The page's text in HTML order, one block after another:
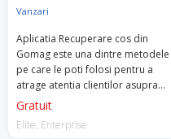
Vanzari
Aplicatia Recuperare cos din
Gomag este una dintre metodele
pe care le poti folosi pentru a
atrage atentia clientilor asupra
produselor pe care le-au
tau online.
Gratuit
Elite, Enterprise